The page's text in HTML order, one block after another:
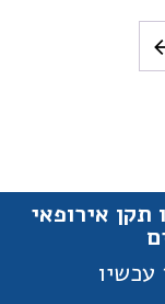
אירופאי
עכשיו